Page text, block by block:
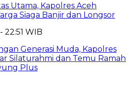
Utama, Kapolres Aceh
Siaga Banjir dan Longsor
22:51 WIB
Generasi Muda, Kapolres
Silaturahmi dan Temu Ramah
Plus